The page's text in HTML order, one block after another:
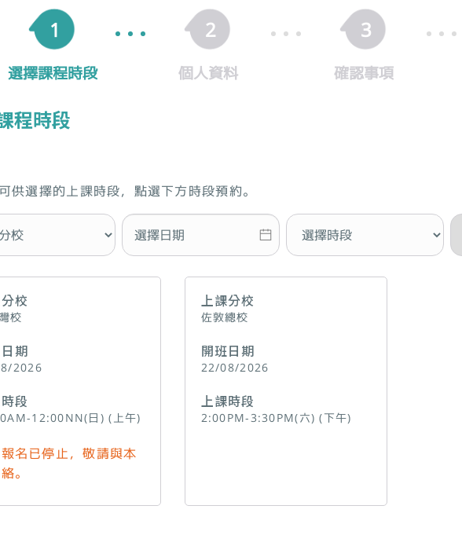
1
選擇課程時段
2
個人資料
3
確認事項
程時段
供選擇的上課時段，點選下方時段預約。
校
校
期
2026
段
12:00NN(日) (上午)
名已停止，敬請與本
。
上課分校
佐敦總校
開班日期
22/08/2026
上課時段
2:00PM-3:30PM(六) (下午)